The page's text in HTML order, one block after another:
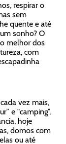
respirar o
sem
quente e até
sonho? O
melhor dos
com
vez mais,
e "camping”.
hoje
domos com
ou até